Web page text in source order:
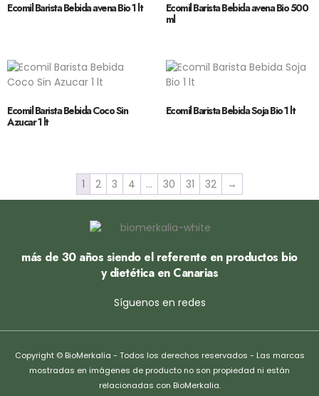
Ecomil Barista Bebida avena Bio 1 lt
Ecomil Barista Bebida avena Bio 500
ml
Ecomil Barista Bebida Coco Sin
Azucar 1 lt
Ecomil Barista Bebida Soja Bio 1 lt
1 2 3 4 … 30 31 32 →
más de 30 años siendo el referente en productos bio
y dietética en Canarias
Síguenos en redes
Copyright © BioMerkalia - Todos los derechos reservados - Las marcas
mostradas en imágenes de producto no son propiedad ni están
relacionadas con BioMerkalia.